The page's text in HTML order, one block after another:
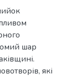
шар
які